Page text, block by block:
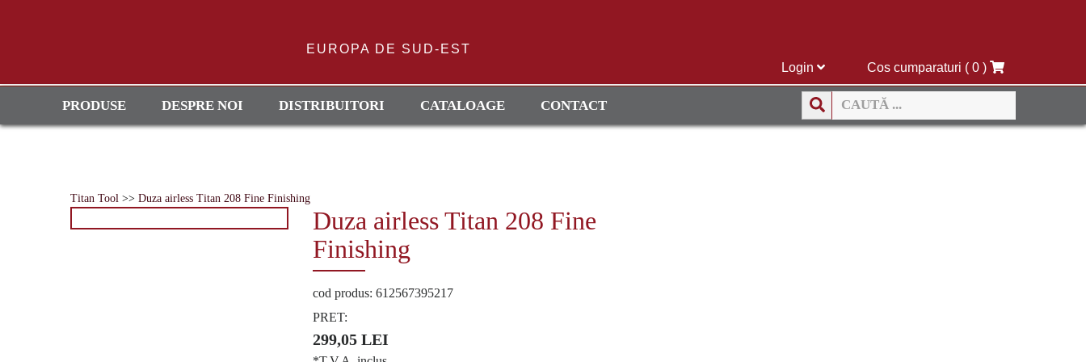
EUROPA DE SUD-EST
Login
Cos cumparaturi ( 0 )
PRODUSE DESPRE NOI DISTRIBUITORI CATALOAGE CONTACT
Titan Tool >> Duza airless Titan 208 Fine Finishing
Duza airless Titan 208 Fine
Finishing
cod produs: 612567395217
PRET:
299,05 LEI